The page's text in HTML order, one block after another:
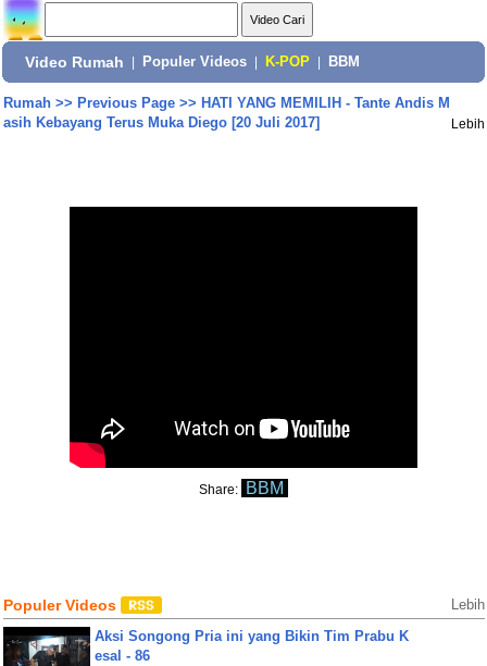
Video Rumah Populer Videos K-POP BBM
Rumah>> Previous Page>> HATI YANG MEMILIH - Tante Andis M
asih Kebayang Terus Muka Diego [20 Juli 2017]
Lebih
Share: BBM
Populer Videos Lebih
Aksi Songong Pria ini yang Bikin Tim Prabu K
esal - 86